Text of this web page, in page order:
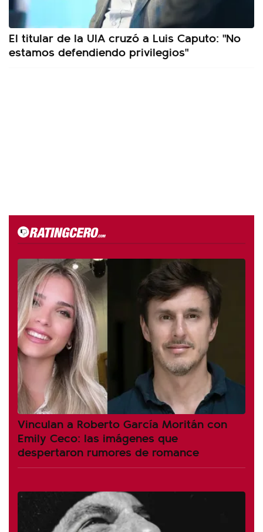
El titular de la UIA cruzó a Luis Caputo: "No
estamos defendiendo privilegios"
Vinculan a Roberto García Moritán con
Emily Ceco: las imágenes que
despertaron rumores de romance